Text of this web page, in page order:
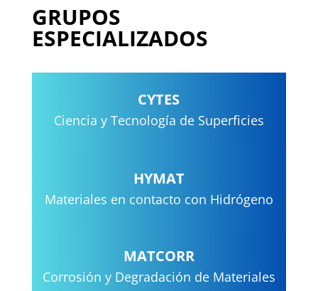
GRUPOS
ESPECIALIZADOS
CYTES
Ciencia y Tecnología de Superficies
HYMAT
Materiales en contacto con Hidrógeno
MATCORR
Corrosión y Degradación de Materiales